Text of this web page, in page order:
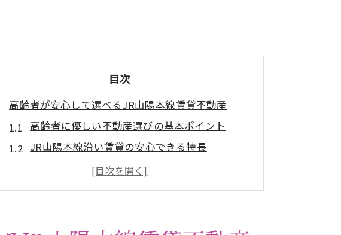
目次
高齢者が安心して選べるJR山陽本線賃貸不動産
高齢者に優しい不動産選びの基本ポイント
JR山陽本線沿い賃貸の安心できる特長
山陽本線賃貸で重視すべき生活支援とは
不動産選びで高齢者が意識したい注意点
JR沿線で見つける快適な賃貸物件探しのコツ